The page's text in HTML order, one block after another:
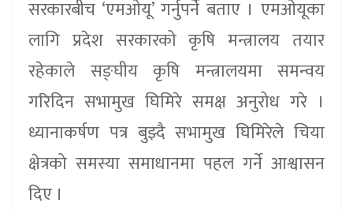
सरकारबीच ‘एमओयू’ गर्नुपर्ने बताए । एमओयूका
लागि प्रदेश सरकारको कृषि मन्त्रालय तयार
रहेकाले सङ्घीय कृषि मन्त्रालयमा समन्वय
गरिदिन सभामुख घिमिरे समक्ष अनुरोध गरे ।
ध्यानाकर्षण पत्र बुझ्दै सभामुख घिमिरेले चिया
क्षेत्रको समस्या समाधानमा पहल गर्ने आश्वासन
दिए ।